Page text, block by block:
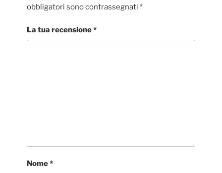
obbligatori sono contrassegnati *
La tua recensione*
Nome*